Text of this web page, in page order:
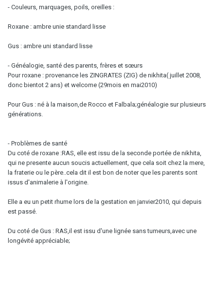
- Couleurs, marquages, poils, oreilles :
Roxane : ambre unie standard lisse
Gus : ambre uni standard lisse
- Généalogie, santé des parents, frères et sœurs
Pour roxane : provenance les ZINGRATES (ZIG) de nikhita( juillet 2008,
donc bientot 2 ans) et welcome (29mois en mai2010)
Pour Gus : né à la maison,de Rocco et Falbala;généalogie sur plusieurs
générations.
- Problèmes de santé
Du coté de roxane :RAS, elle est issu de la seconde portée de nikhita,
qui ne presente aucun soucis actuellement, que cela soit chez la mere,
la fraterie ou le père..cela dit il est bon de noter que les parents sont
issus d'animalerie à l'origine.
Elle a eu un petit rhume lors de la gestation en janvier2010, qui depuis
est passé.
Du coté de Gus : RAS,il est issu d'une lignée sans tumeurs,avec une
longévité appréciable;